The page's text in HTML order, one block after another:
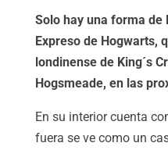
Solo hay una forma
Expreso de Hogwarts,
londinense de King´s
Hogsmeade, en las
En su interior cuenta
fuera se ve como un